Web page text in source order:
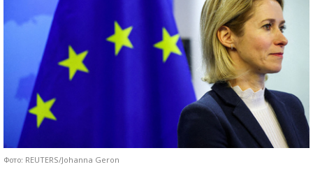
Фото: REUTERS/Johanna Geron